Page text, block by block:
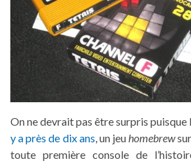
On ne devrait pas être surpris puisque
y a près de dix ans, un jeuhomebrewsur
toute première console de